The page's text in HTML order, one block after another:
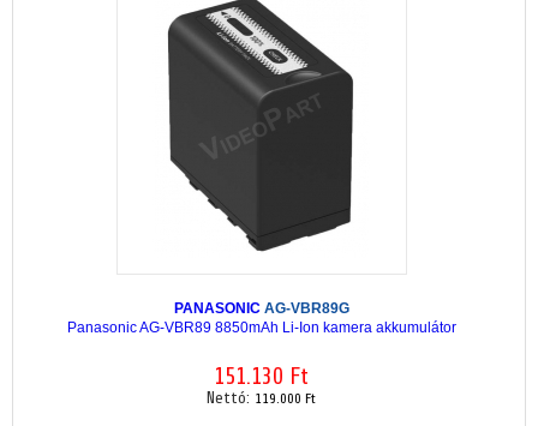
PANASONIC AG-VBR89G
Panasonic AG-VBR89 8850mAh Li-Ion kamera akkumulátor
151.130 Ft
Nettó: 119.000 Ft